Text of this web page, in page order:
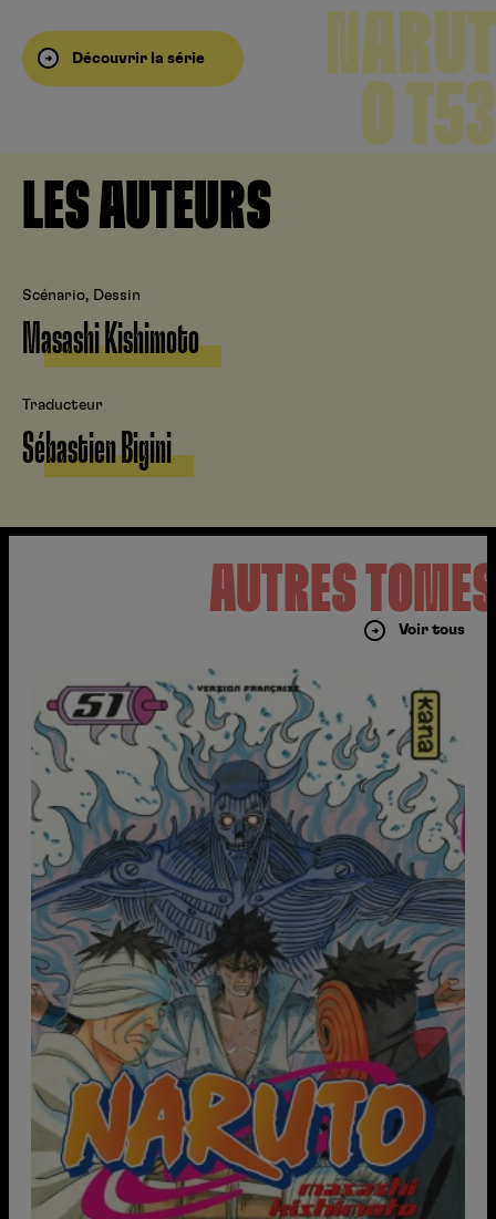
Découvrir la série
NARUT
O T53
LES AUTEURS
Scénario, Dessin
Masashi Kishimoto
Traducteur
Sébastien Bigini
AUTRES
Voir tous